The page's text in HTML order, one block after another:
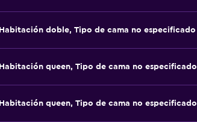
Habitación doble, Tipo de cama no especificado
Habitación queen, Tipo de cama no especificado
Habitación queen, Tipo de cama no especificado